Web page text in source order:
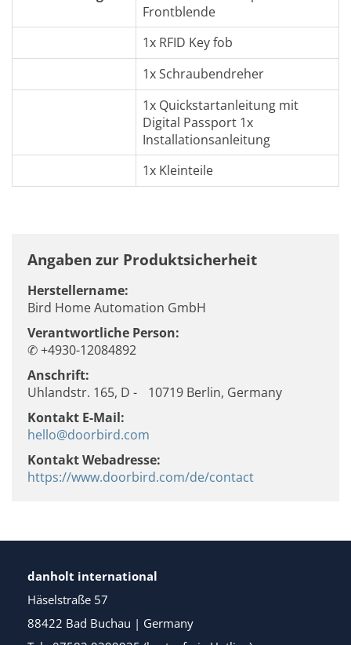
Frontblende
1x RFID Key fob
1x Schraubendreher
1x Quickstartanleitung mit
Digital Passport 1x
Installationsanleitung
1x Kleinteile
Angaben zur Produktsicherheit
Herstellername:
Bird Home Automation GmbH
Verantwortliche Person:
✆ +4930-12084892
Anschrift:
Uhlandstr. 165, D - 10719 Berlin, Germany
Kontakt E-Mail:
hello@doorbird.com
Kontakt Webadresse:
https://www.doorbird.com/de/contact
danholt international
Häselstraße 57
88422 Bad Buchau | Germany